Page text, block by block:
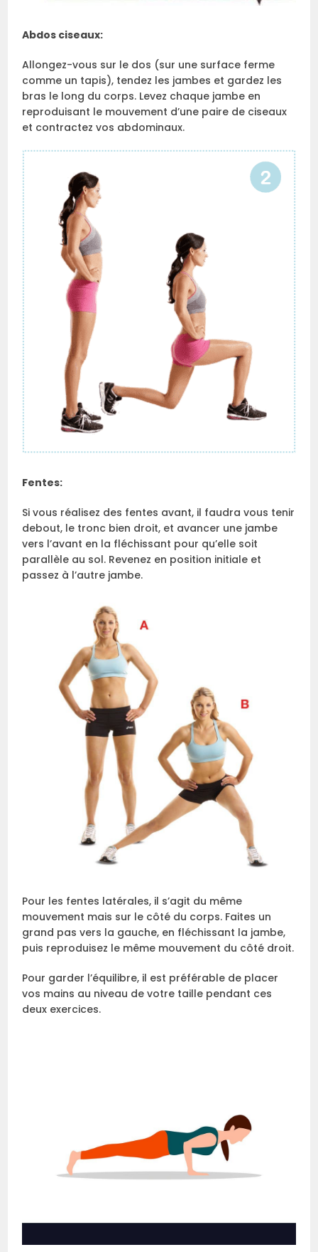
Abdos ciseaux:
Allongez-vous sur le dos (sur une surface ferme
comme un tapis), tendez les jambes et gardez les
bras le long du corps. Levez chaque jambe en
reproduisant le mouvement d’une paire de ciseaux
et contractez vos abdominaux.
Fentes:
Si vous réalisez des fentes avant, il faudra vous tenir
debout, le tronc bien droit, et avancer une jambe
vers l’avant en la fléchissant pour qu’elle soit
parallèle au sol. Revenez en position initiale et
passez à l’autre jambe.
Pour les fentes latérales, il s’agit du même
mouvement mais sur le côté du corps. Faites un
grand pas vers la gauche, en fléchissant la jambe,
puis reproduisez le même mouvement du côté droit.
Pour garder l’équilibre, il est préférable de placer
vos mains au niveau de votre taille pendant ces
deux exercices.